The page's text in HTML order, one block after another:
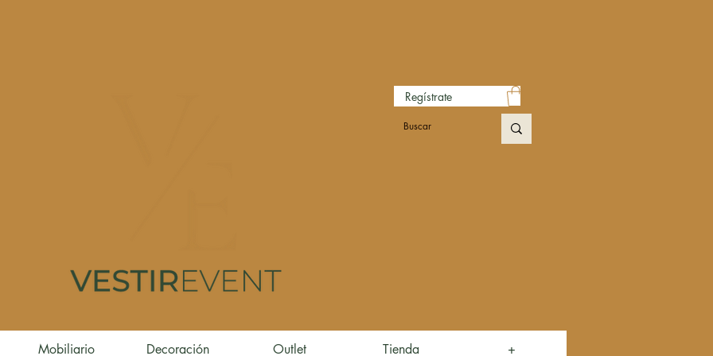
Regístrate
Mobiliario Decoración Outlet Tienda +